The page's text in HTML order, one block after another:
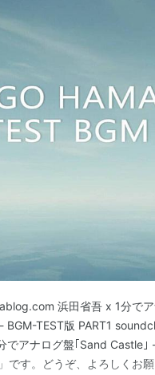
浜田省吾 x 1分で
BGM-TEST版 PART1
でアナログ盤｢Sand Castle｣
です。どうぞ、よろしくお